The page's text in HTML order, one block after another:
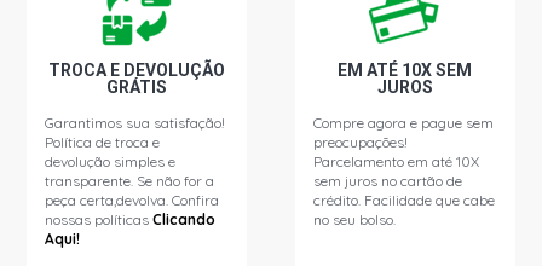
TROCA E DEVOLUÇÃO
GRÁTIS
Garantimos sua satisfação!
Política de troca e
devolução simples e
transparente. Se não for a
peça certa,devolva. Confira
nossas políticasClicando
Aqui!
EM ATÉ 10X SEM
JUROS
Compre agora e pague sem
preocupações!
Parcelamento em até 10X
sem juros no cartão de
crédito. Facilidade que cabe
no seu bolso.